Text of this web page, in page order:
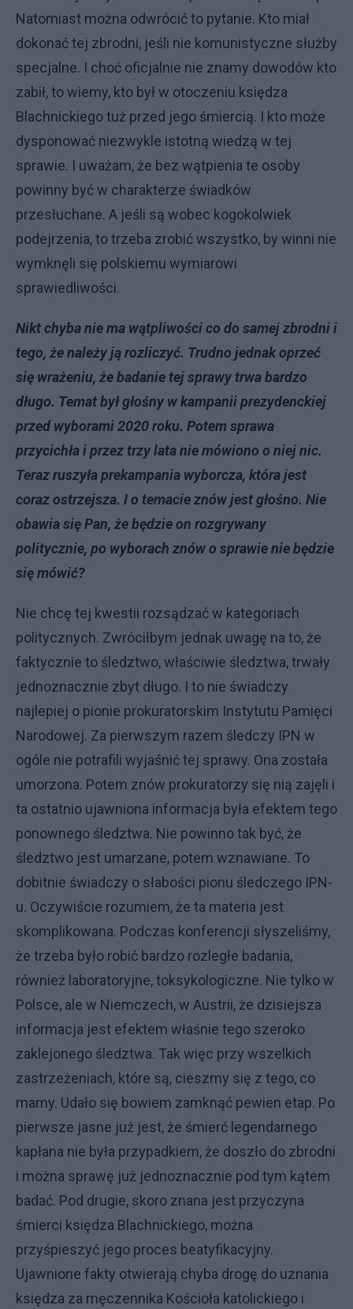
Natomiast można odwrócić to pytanie. Kto miał
dokonać tej zbrodni, jeśli nie komunistyczne służby
specjalne. I choć oficjalnie nie znamy dowodów kto
zabił, to wiemy, kto był w otoczeniu księdza
Blachnickiego tuż przed jego śmiercią. I kto może
dysponować niezwykle istotną wiedzą w tej
sprawie. I uważam, że bez wątpienia te osoby
powinny być w charakterze świadków
przesłuchane. A jeśli są wobec kogokolwiek
podejrzenia, to trzeba zrobić wszystko, by winni nie
wymknęli się polskiemu wymiarowi
sprawiedliwości.
Nikt chyba nie ma wątpliwości co do samej zbrodni i
tego, że należy ją rozliczyć. Trudno jednak oprzeć
się wrażeniu, że badanie tej sprawy trwa bardzo
długo. Temat był głośny w kampanii prezydenckiej
przed wyborami 2020 roku. Potem sprawa
przycichła i przez trzy lata nie mówiono o niej nic.
Teraz ruszyła prekampania wyborcza, która jest
coraz ostrzejsza. I o temacie znów jest głośno. Nie
obawia się Pan, że będzie on rozgrywany
politycznie, po wyborach znów o sprawie nie będzie
się mówić?
Nie chcę tej kwestii rozsądzać w kategoriach
politycznych. Zwróciłbym jednak uwagę na to, że
faktycznie to śledztwo, właściwie śledztwa, trwały
jednoznacznie zbyt długo. I to nie świadczy
najlepiej o pionie prokuratorskim Instytutu Pamięci
Narodowej. Za pierwszym razem śledczy IPN w
ogóle nie potrafili wyjaśnić tej sprawy. Ona została
umorzona. Potem znów prokuratorzy się nią zajęli i
ta ostatnio ujawniona informacja była efektem tego
ponownego śledztwa. Nie powinno tak być, że
śledztwo jest umarzane, potem wznawiane. To
dobitnie świadczy o słabości pionu śledczego IPN-
u. Oczywiście rozumiem, że ta materia jest
skomplikowana. Podczas konferencji słyszeliśmy,
że trzeba było robić bardzo rozległe badania,
również laboratoryjne, toksykologiczne. Nie tylko w
Polsce, ale w Niemczech, w Austrii, że dzisiejsza
informacja jest efektem właśnie tego szeroko
zaklejonego śledztwa. Tak więc przy wszelkich
zastrzeżeniach, które są, cieszmy się z tego, co
mamy. Udało się bowiem zamknąć pewien etap. Po
pierwsze jasne już jest, że śmierć legendarnego
kapłana nie była przypadkiem, że doszło do zbrodni
i można sprawę już jednoznacznie pod tym kątem
badać. Pod drugie, skoro znana jest przyczyna
śmierci księdza Blachnickiego, można
przyśpieszyć jego proces beatyfikacyjny.
Ujawnione fakty otwierają chyba drogę do uznania
księdza za męczennika Kościoła katolickiego i